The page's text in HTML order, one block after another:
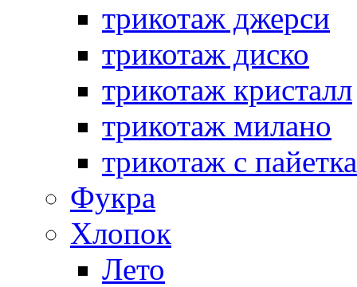
трикотаж джерси
трикотаж диско
трикотаж кристалл
трикотаж милано
трикотаж с
Фукра
Хлопок
Лето